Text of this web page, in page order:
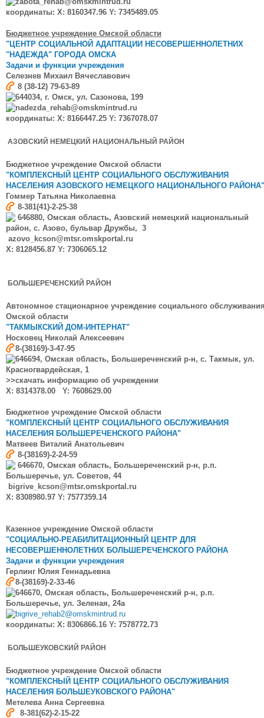
координаты: X: 8160347.96 Y: 7345489.05
Бюджетное учреждение Омской области
"ЦЕНТР СОЦИАЛЬНОЙ АДАПТАЦИИ НЕСОВЕРШЕННОЛЕТНИХ
"НАДЕЖДА" ГОРОДА ОМСКА
Задачи и функции учреждения
Селезнев Михаил Вячеславович
8 (38-12) 79-63-89
644034, г. Омск, ул. Сазонова, 199
nadezda_rehab@omskmintrud.ru
координаты: X: 8166447.25 Y: 7367078.07
АЗОВСКИЙ НЕМЕЦКИЙ НАЦИОНАЛЬНЫЙ РАЙОН
Бюджетное учреждение Омской области
"КОМПЛЕКСНЫЙ ЦЕНТР СОЦИАЛЬНОГО ОБСЛУЖИВАНИЯ
НАСЕЛЕНИЯ АЗОВСКОГО НЕМЕЦКОГО НАЦИОНАЛЬНОГО РАЙОНА"
Гоммер Татьяна Николаевна
8-381(41)-2-25-38
646880, Омская область, Азовский немецкий национальный
район, с. Азово, бульвар Дружбы, 3
azovo_kcson@mtsr.omskportal.ru
X: 8128456.87 Y: 7306065.12
БОЛЬШЕРЕЧЕНСКИЙ РАЙОН
Автономное стационарное учреждение социального
Омской области
"ТАКМЫКСКИЙ ДОМ-ИНТЕРНАТ"
Носковец Николай Алексеевич
8-(38169)-3-47-95
646694, Омская область, Большереченский р-н, с. Такмык, ул.
Красногвардейская, 1
>>скачать информацию об учреждении
X: 8314378.00 Y: 7608629.00
Бюджетное учреждение Омской области
"КОМПЛЕКСНЫЙ ЦЕНТР СОЦИАЛЬНОГО ОБСЛУЖИВАНИЯ
НАСЕЛЕНИЯ БОЛЬШЕРЕЧЕНСКОГО РАЙОНА"
Матвеев Виталий Анатольевич
8-(38169)-2-24-59
646670, Омская область, Большереченский р-н, р.п.
Большеречье, ул. Советов, 44
bigrive_kcson@mtsr.omskportal.ru
X: 8308980.97 Y: 7577359.14
Казенное учреждение Омской области
"СОЦИАЛЬНО-РЕАБИЛИТАЦИОННЫЙ ЦЕНТР ДЛЯ
НЕСОВЕРШЕННОЛЕТНИХ БОЛЬШЕРЕЧЕНСКОГО РАЙОНА
Задачи и функции учреждения
Герлинг Юлия Геннадьевна
8-(38169)-2-33-46
646670, Омская область, Большереченский р-н, р.п.
Большеречье, ул. Зеленая, 24а
bigrive_rehab2@omskmintrud.ru
координаты: X: 8306866.16 Y: 7578772.73
БОЛЬШЕУКОВСКИЙ РАЙОН
Бюджетное учреждение Омской области
"КОМПЛЕКСНЫЙ ЦЕНТР СОЦИАЛЬНОГО ОБСЛУЖИВАНИЯ
НАСЕЛЕНИЯ БОЛЬШЕУКОВСКОГО РАЙОНА"
Метелева Анна Сергеевна
8-381(62)-2-15-22